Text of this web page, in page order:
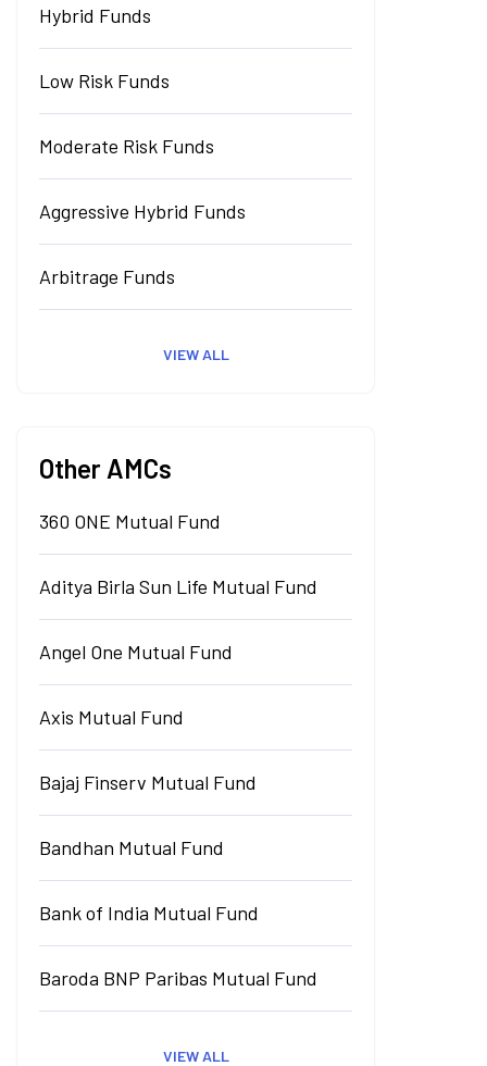
Hybrid Funds
Low Risk Funds
Moderate Risk Funds
Aggressive Hybrid Funds
Arbitrage Funds
VIEW ALL
Other AMCs
360 ONE Mutual Fund
Aditya Birla Sun Life Mutual Fund
Angel One Mutual Fund
Axis Mutual Fund
Bajaj Finserv Mutual Fund
Bandhan Mutual Fund
Bank of India Mutual Fund
Baroda BNP Paribas Mutual Fund
VIEW ALL